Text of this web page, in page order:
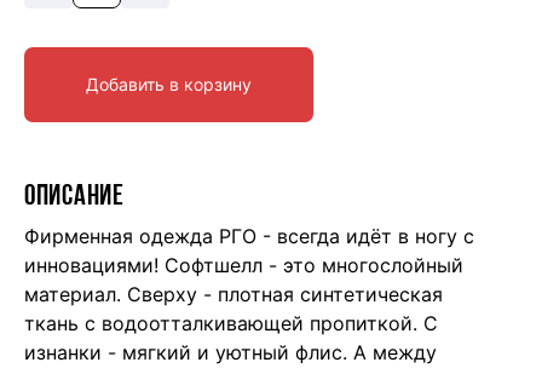
Добавить в корзину
ОПИСАНИЕ
Фирменная одежда РГО - всегда идёт в ногу с
инновациями! Софтшелл - это многослойный
материал. Сверху - плотная синтетическая
ткань с водоотталкивающей пропиткой. С
изнанки - мягкий и уютный флис. А между